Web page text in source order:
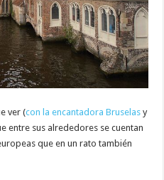
ver (con la encantadora Bruselas y
entre sus alrededores se cuentan
que en un rato también